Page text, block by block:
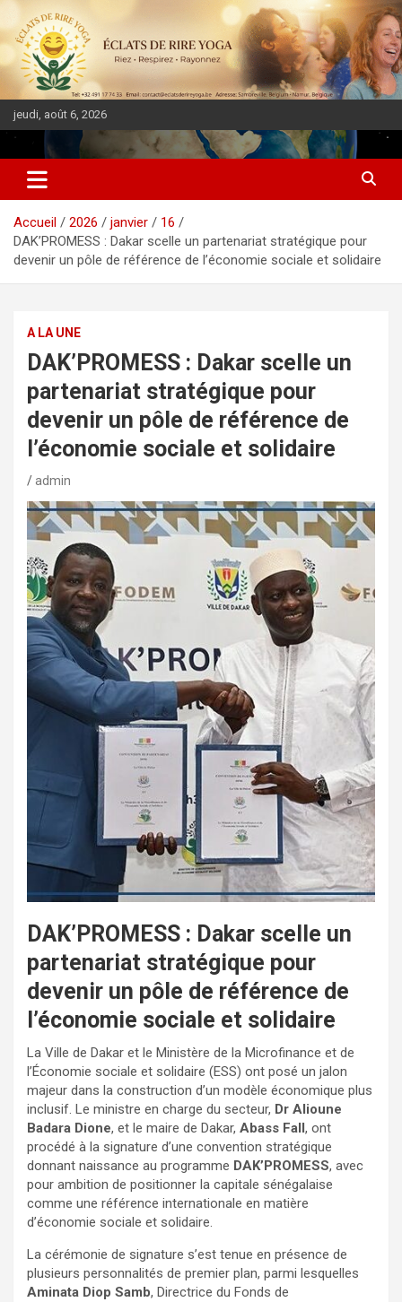
jeudi, août 6, 2026
DIASPORA PULSE
Accueil 2026 janvier
16
DAK’PROMESS : Dakar scelle un partenariat stratégique pour
devenir un pôle de référence de l’économie sociale et solidaire
A LA UNE
DAK’PROMESS : Dakar scelle un
partenariat stratégique pour
devenir un pôle de référence de
l’économie sociale et solidaire
admin
DAK’PROMESS : Dakar scelle un
partenariat stratégique pour
devenir un pôle de référence de
l’économie sociale et solidaire
La Ville de Dakar et le Ministère de la Microfinance et de
l’Économie sociale et solidaire (ESS) ont posé un jalon
majeur dans la construction d’un modèle économique plus
inclusif. Le ministre en charge du secteur, Dr Alioune
Badara Dione, et le maire de Dakar, Abass Fall , ont
procédé à la signature d’une convention stratégique
donnant naissance au programme DAK’PROMESS, avec
pour ambition de positionner la capitale sénégalaise
comme une référence internationale en matière
d’économie sociale et solidaire.
La cérémonie de signature s’est tenue en présence de
plusieurs personnalités de premier plan, parmi lesquelles
Aminata Diop Samb, Directrice du Fonds de